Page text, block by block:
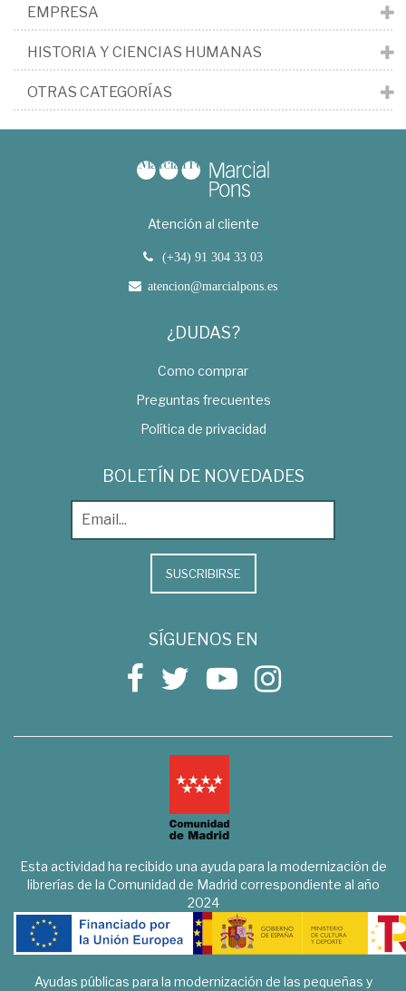
EMPRESA
HISTORIA Y CIENCIAS HUMANAS
OTRAS CATEGORÍAS
Atención al cliente
(+34) 91 304 33 03
atencion@marcialpons.es
¿DUDAS?
Como comprar
Preguntas frecuentes
Política de privacidad
BOLETÍN DE NOVEDADES
SUSCRIBIRSE
SÍGUENOS EN
Esta actividad ha recibido una ayuda para la modernización de
librerías de la Comunidad de Madrid correspondiente al año
2024
Ayudas públicas para la modernización de las pequeñas y